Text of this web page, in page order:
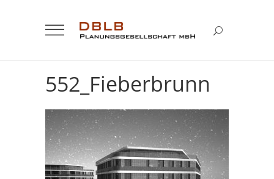
552_Fieberbrunn